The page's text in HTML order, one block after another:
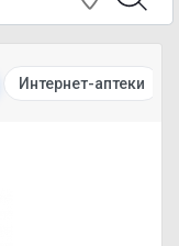
Интернет-аптеки